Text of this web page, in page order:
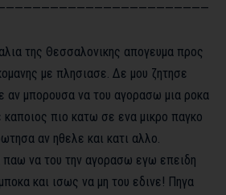
της Θεσσαλονικης απογευμα προς
με πλησιασε. Δε μου ζητησε
αν μπορουσα να του αγορασω μια ροκα
πιο κατω σε ενα μικρο παγκο
αν ηθελε και κατι αλλο.
παω να του την αγορασω εγω επειδη
και ισως να μη του εδινε! Πηγα